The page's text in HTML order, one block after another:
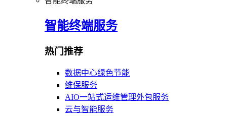
智能终端服务
热门推荐
数据中心绿色节能
维保服务
AIO一站式运维管理外包服务
云与智能服务